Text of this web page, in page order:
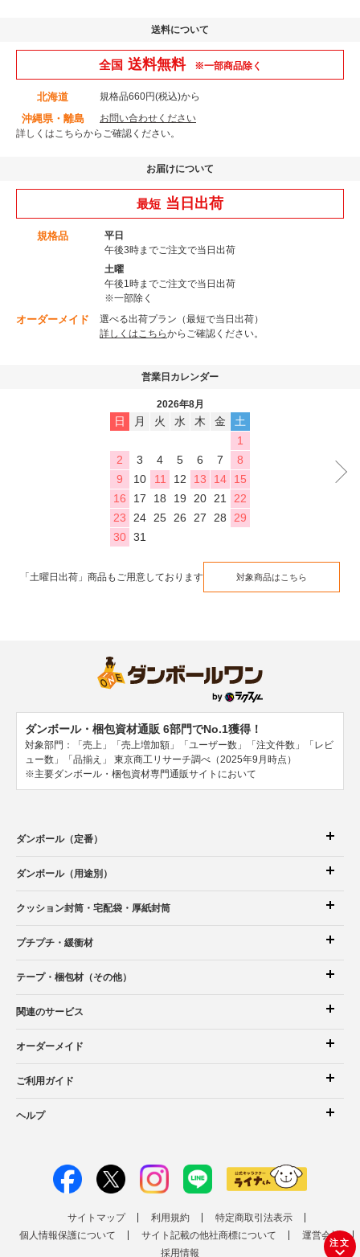
注文
送料について
全国 送料無料 ※一部商品除く
北海道 規格品660円(税込)から
沖縄県・離島
お問い合わせください
詳しくはこちらからご確認ください。
お届けについて
最短 当日出荷
規格品
平日
午後3時までご注文で当日出荷
土曜
午後1時までご注文で当日出荷
※一部除く
オーダーメイド
選べる出荷プラン（最短で当日出荷）
詳しくはこちらからご確認ください。
営業日カレンダー
2026年8月
日 月 火 水 木 金
土
1
2
3 4 5 6 7
8
9
10 11 12 13 14
15
16
17 18 19 20 21
22
23
24 25 26 27 28
29
30 31
「土曜日出荷」商品もご用意しております 対象商品はこちら
ダンボール・梱包資材通販 6部門でNo.1獲得！
対象部門：「売上」「売上増加額」「ユーザー数」「注文件数」「レビ
ュー数」「品揃え」
東京商工リサーチ調べ（2025年9月時点）
※主要ダンボール・梱包資材専門通販サイトにおいて
ダンボール（定番）
ダンボール（用途別）
クッション封筒 ・宅配袋 ・厚紙封筒
プチプチ・緩衝材
テープ・梱包材（その他）
関連のサービス
オーダーメイド
ご利用ガイド
ヘルプ
サイトマップ 利用規約
特定商取引法表示
個人情報保護について
サイト記載の他社商標について
運営会社
採用情報